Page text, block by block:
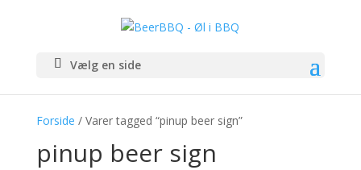
Vælg en side
Forside / Varer tagged “pinup beer sign”
pinup beer sign